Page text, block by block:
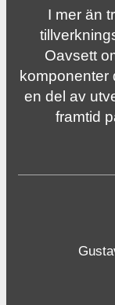
I mer än
Oavsett
komponenter
en del av
framtid